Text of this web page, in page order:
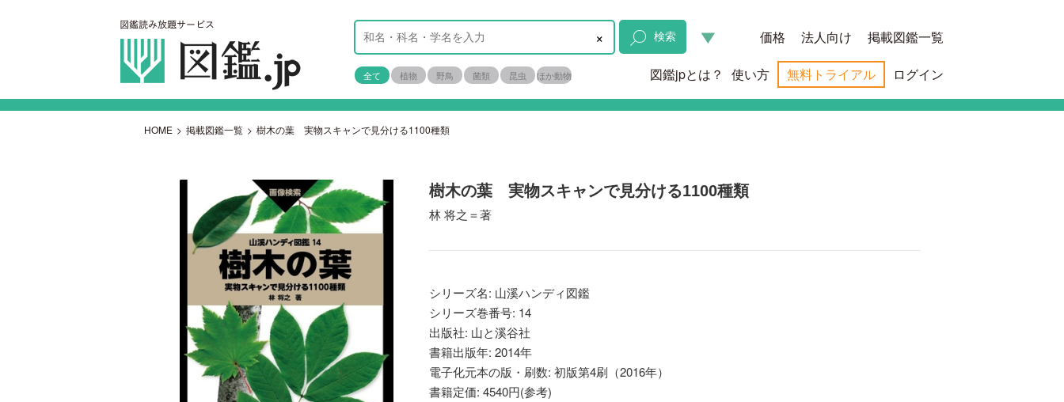
× 検索
全て 植物 野鳥 菌類 昆虫 ほか動物
価格 法人向け 掲載図鑑一覧
図鑑jpとは？ 使い方 無料トライアル ログイン
HOME > 掲載図鑑一覧 > 樹木の葉 実物スキャンで見分ける1100種類
樹木の葉 実物スキャンで見分ける1100種類
林 将之＝著
シリーズ名: 山溪ハンディ図鑑
シリーズ巻番号: 14
出版社: 山と溪谷社
書籍出版年: 2014年
電子化元本の版・刷数: 初版第4刷（2016年）
書籍定価: 4540円(参考)